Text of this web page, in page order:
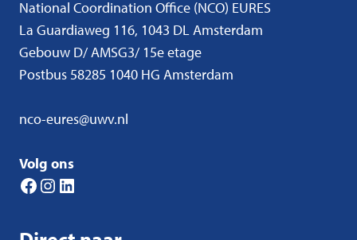
National Coordination Office (NCO) EURES
La Guardiaweg 116, 1043 DL Amsterdam
Gebouw D/ AMSG3/ 15e etage
Postbus 58285 1040 HG Amsterdam
nco-eures@uwv.nl
Volg ons
Facebook
Instagram
LinkedIn